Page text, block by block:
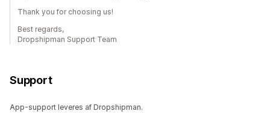
Thank you for choosing us!
Best regards,
Dropshipman Support Team
Support
App-support leveres af Dropshipman.